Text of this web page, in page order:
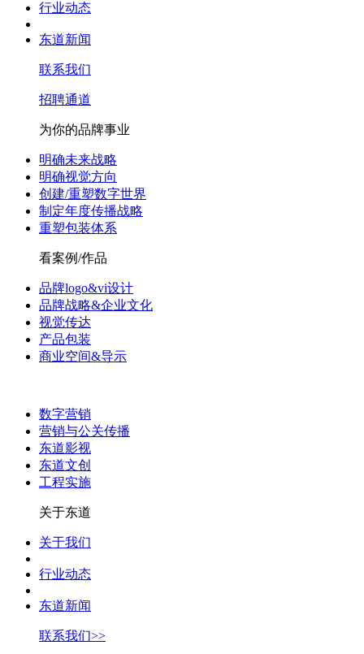
行业动态
东道新闻
联系我们
招聘通道
为你的品牌事业
明确未来战略
明确视觉方向
创建/重塑数字世界
制定年度传播战略
重塑包装体系
看案例/作品
品牌logo&vi设计
品牌战略&企业文化
视觉传达
产品包装
商业空间&导示
数字营销
营销与公关传播
东道影视
东道文创
工程实施
关于东道
关于我们
行业动态
东道新闻
联系我们>>